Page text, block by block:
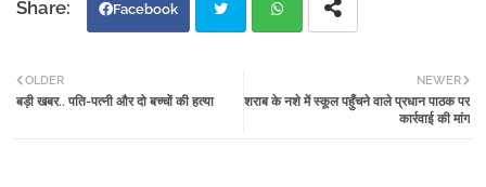
Facebook
tter atsa
NEWER
शराब के नशे में स्कूल पहुँचने वाले प्रधान पाठक पर
कार्रवाई की मांग
OLDER
बड़ी खबर.. पति-पत्नी और दो बच्चों की हत्या